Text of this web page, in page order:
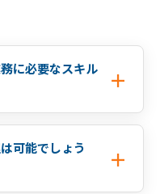
に必要なスキル
可能でしょう